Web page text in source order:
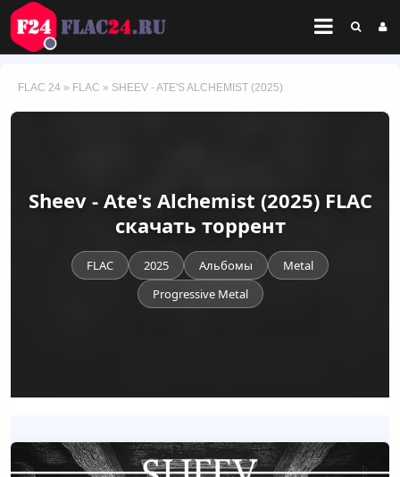
FLAC 24 » FLAC » SHEEV - ATE'S ALCHEMIST (2025)
Sheev - Ate's Alchemist (2025) FLAC
скачать торрент
FLAC 2025 Альбомы
Metal
Progressive Metal